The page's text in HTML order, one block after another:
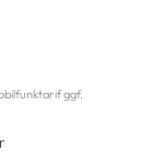
ggf.